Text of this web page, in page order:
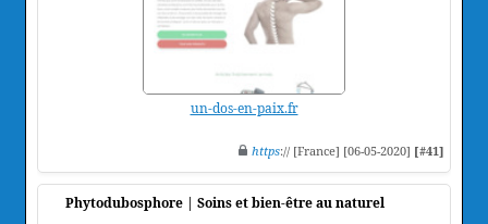
un-dos-en-paix.fr
https:// [France] [06-05-2020] [#41]
Phytodubosphore | Soins et bien-être au naturel